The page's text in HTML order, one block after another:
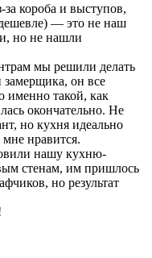
короба и выступов,
— это не наш
но не нашли
мы решили делать
он все
именно такой, как
окончательно. Не
но кухня идеально
нравится.
нашу кухню-
стенам, им пришлось
но результат